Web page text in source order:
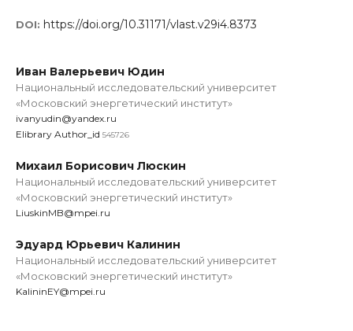
DOI: https://doi.org/10.31171/vlast.v29i4.8373
Иван Валерьевич Юдин
Национальный исследовательский университет
«Московский энергетический институт»
ivanyudin@yandex.ru
Elibrary Author_id 545726
Михаил Борисович Люскин
Национальный исследовательский университет
«Московский энергетический институт»
LiuskinMB@mpei.ru
Эдуард Юрьевич Калинин
Национальный исследовательский университет
«Московский энергетический институт»
KalininEY@mpei.ru